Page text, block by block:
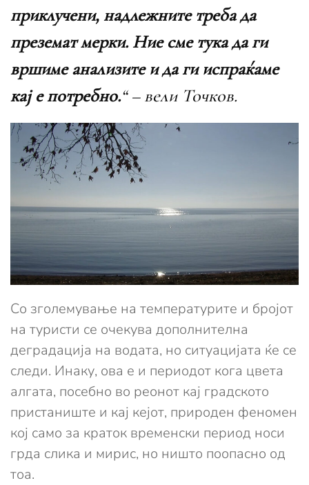
приклучени, надлежните треба да
преземат мерки. Ние сме тука да ги
вршиме анализите и да ги испраќаме
кај е потребно.“ – вели Точков.
Со зголемување на температурите и бројот
на туристи се очекува дополнителна
деградација на водата, но ситуацијата ќе се
следи. Инаку, ова е и периодот кога цвета
алгата, посебно во реонот кај градското
пристаниште и кај кејот, природен феномен
кој само за краток временски период носи
грда слика и мирис, но ништо поопасно од
тоа.